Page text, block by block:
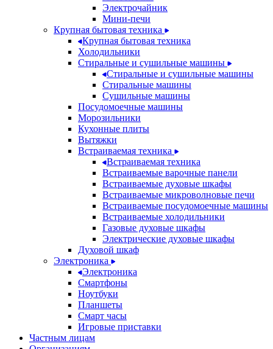
Электрочайник
Мини-печи
Крупная бытовая техника
Крупная бытовая техника
Холодильники
Стиральные и сушильные машины
Стиральные и сушильные машины
Стиральные машины
Сушильные машины
Посудомоечные машины
Морозильники
Кухонные плиты
Вытяжки
Встраиваемая техника
Встраиваемая техника
Встраиваемые варочные панели
Встраиваемые духовые шкафы
Встраиваемые микроволновые печи
Встраиваемые посудомоечные машины
Встраиваемые холодильники
Газовые духовые шкафы
Электрические духовые шкафы
Духовой шкаф
Электроника
Электроника
Смартфоны
Ноутбуки
Планшеты
Смарт часы
Игровые приставки
Частным лицам